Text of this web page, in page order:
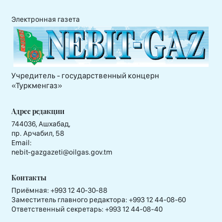
Электронная газета
Учредитель - государственный концерн
«Туркменгаз»
Адрес редакции
744036, Ашхабад,
пр. Арчабил, 58
Email:
nebit-gazgazeti@oilgas.gov.tm
Контакты
Приёмная: +993 12 40-30-88
Заместитель главного редактора: +993 12 44-08-60
Ответственный секретарь: +993 12 44-08-40